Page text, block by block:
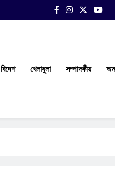
বিদেশ খেলাধুলা সম্পাদকীয়